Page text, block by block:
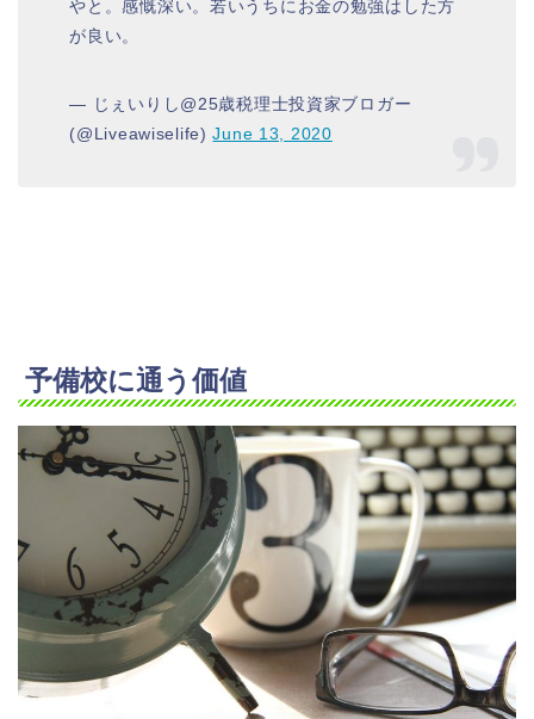
やと。感慨深い。若いうちにお金の勉強はした方
が良い。
— じぇいりし@25歳税理士投資家ブロガー
(@Liveawiselife)June 13, 2020
予備校に通う価値